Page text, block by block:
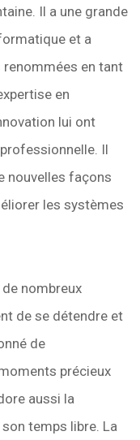
Il a une grande
et a
en tant
en
lui ont
Il
nouvelles façons
les systèmes
nombreux
de se détendre et
de
précieux
aussi la
temps libre. La